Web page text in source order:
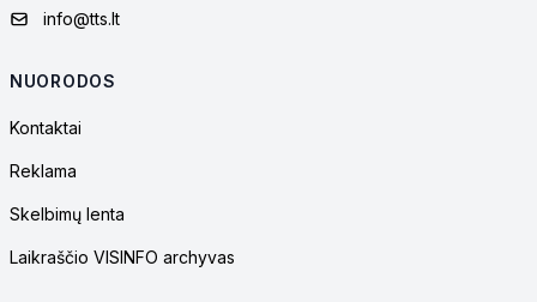
info@tts.lt
NUORODOS
Kontaktai
Reklama
Skelbimų lenta
Laikraščio VISINFO archyvas